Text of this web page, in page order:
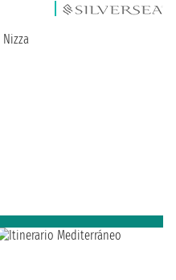
Nizza